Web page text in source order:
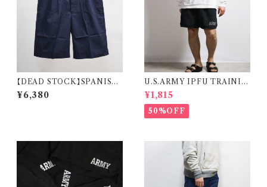
【DEAD STOCK】SPANISH
POSTAL SERVICE WORK
SHORTS BY FECSA スペイ
¥6,380
U.S.ARMY IPFU TRAININ
G SHORTS 米軍 トレーニング
ショーツ
¥1,815
50%OFF